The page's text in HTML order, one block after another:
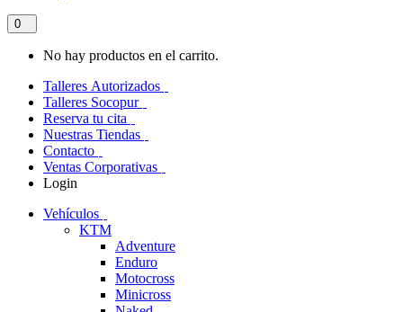
0
No hay productos en el carrito.
Talleres Autorizados
Talleres Socopur
Reserva tu cita
Nuestras Tiendas
Contacto
Ventas Corporativas
Login
Vehículos
KTM
Adventure
Enduro
Motocross
Minicross